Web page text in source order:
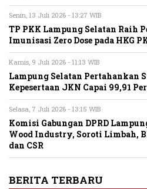
Senin, 13 Juli 2026 - 13:27 WIB
TP PKK Lampung Selatan Raih
Imunisasi Zero Dose pada HKG
Kamis, 9 Juli 2026 - 11:13 WIB
Lampung Selatan Pertahankan
Kepesertaan JKN Capai 99,91
Selasa, 7 Juli 2026 - 13:15 WIB
Komisi Gabungan DPRD
Wood Industry, Soroti Limbah,
dan CSR
BERITA TERBARU